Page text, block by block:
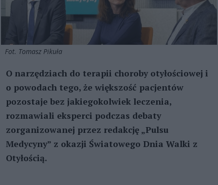
Fot. Tomasz Pikuła
O narzędziach do terapii choroby otyłościowej i
o powodach tego, że większość pacjentów
pozostaje bez jakiegokolwiek leczenia,
rozmawiali eksperci podczas debaty
zorganizowanej przez redakcję „Pulsu
Medycyny” z okazji Światowego Dnia Walki z
Otyłością.